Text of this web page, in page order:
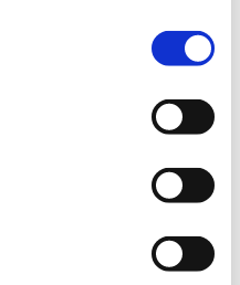
planerat underhåll